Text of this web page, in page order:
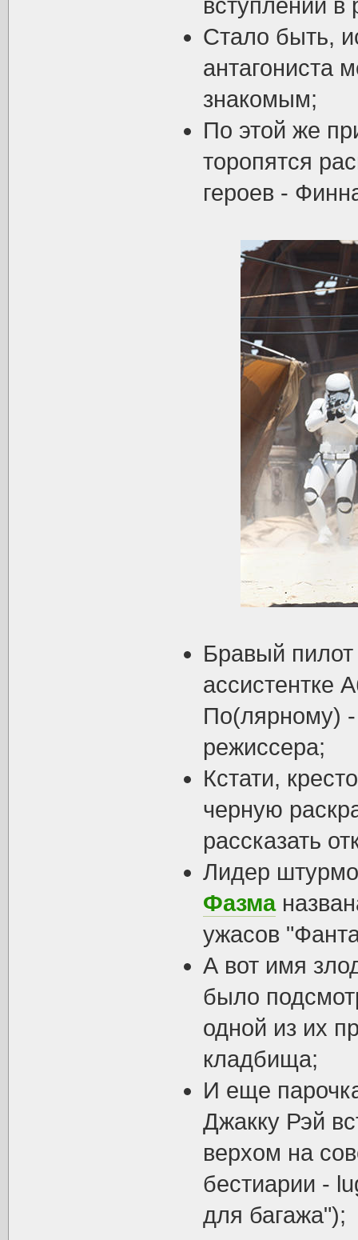
вступлении
Стало быть,
антагониста
знакомым;
По этой же
торопятся
героев -
Бравый
ассистентке
По(лярному)
режиссера;
Кстати,
черную
рассказать
Лидер
Фазма
ужасов
А вот имя
было
одной из их
кладбища;
И еще
Джакку Рэй
верхом на
бестиарии -
для багажа");